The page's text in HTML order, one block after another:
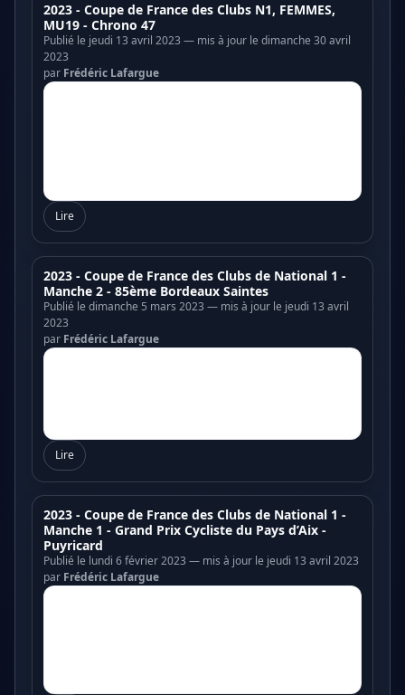
2023 - Coupe de France des Clubs N1, FEMMES,
MU19 - Chrono 47
Publié le jeudi 13 avril 2023 — mis à jour le dimanche 30 avril
2023
par Frédéric Lafargue
Lire
2023 - Coupe de France des Clubs de National 1 -
Manche 2 - 85ème Bordeaux Saintes
Publié le dimanche 5 mars 2023 — mis à jour le jeudi 13 avril
2023
par Frédéric Lafargue
Lire
2023 - Coupe de France des Clubs de National 1 -
Manche 1 - Grand Prix Cycliste du Pays d’Aix -
Puyricard
Publié le lundi 6 février 2023 — mis à jour le jeudi 13 avril 2023
par Frédéric Lafargue